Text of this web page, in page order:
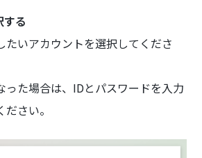
する
たいアカウントを選択してくださ
った場合は、IDとパスワードを入力
さい。